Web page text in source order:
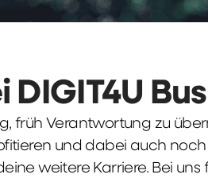
DIGIT4U
früh Verantwortung zu
und dabei auch noch
weitere Karriere. Bei